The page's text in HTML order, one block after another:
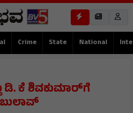
Crime State National
ಡಿ. ಕೆ ಶಿವಕುಮಾರ್​​​​ಗೆ